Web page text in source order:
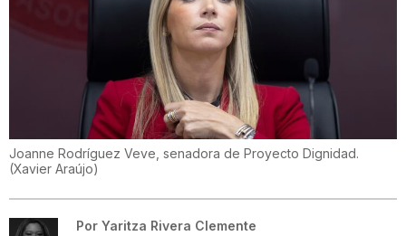
Joanne Rodríguez Veve, senadora de Proyecto Dignidad.
(Xavier Araújo)
Por Yaritza Rivera Clemente